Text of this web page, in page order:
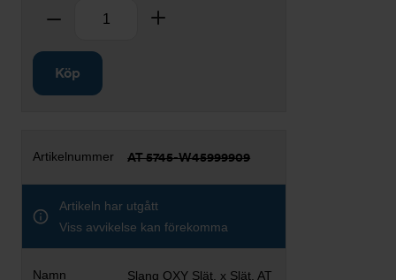
Ta bort
Köp
AT 5745-W45999909
Artikeln har utgått
Viss avvikelse kan förekomma
Slang OXY Slät. x Slät. AT